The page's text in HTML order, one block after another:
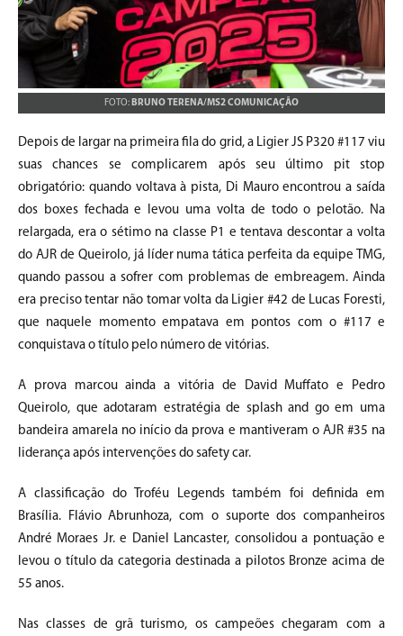
FOTO: BRUNO TERENA/MS2 COMUNICAÇÃO
Depois de largar na primeira fila do grid, a Ligier JS P320 #117 viu
suas chances se complicarem após seu último pit stop
obrigatório: quando voltava à pista, Di Mauro encontrou a saída
dos boxes fechada e levou uma volta de todo o pelotão. Na
relargada, era o sétimo na classe P1 e tentava descontar a volta
do AJR de Queirolo, já líder numa tática perfeita da equipe TMG,
quando passou a sofrer com problemas de embreagem. Ainda
era preciso tentar não tomar volta da Ligier #42 de Lucas Foresti,
que naquele momento empatava em pontos com o #117 e
conquistava o título pelo número de vitórias.
A prova marcou ainda a vitória de David Muffato e Pedro
Queirolo, que adotaram estratégia de splash and go em uma
bandeira amarela no início da prova e mantiveram o AJR #35 na
liderança após intervenções do safety car.
A classificação do Troféu Legends também foi definida em
Brasília. Flávio Abrunhoza, com o suporte dos companheiros
André Moraes Jr. e Daniel Lancaster, consolidou a pontuação e
levou o título da categoria destinada a pilotos Bronze acima de
55 anos.
Nas classes de grã turismo, os campeões chegaram com a